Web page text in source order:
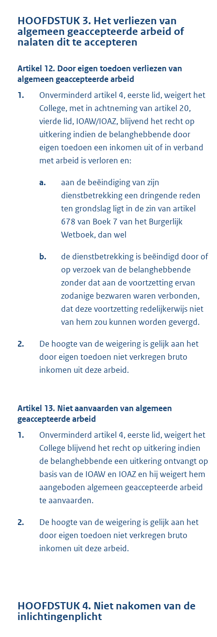
HOOFDSTUK 3. Het verliezen van
algemeen geaccepteerde arbeid of
nalaten dit te accepteren
Artikel 12. Door eigen toedoen verliezen van
algemeen geaccepteerde arbeid
1.
Onverminderd artikel 4, eerste lid, weigert het
College, met in achtneming van artikel 20,
vierde lid, IOAW/IOAZ, blijvend het recht op
uitkering indien de belanghebbende door
eigen toedoen een inkomen uit of in verband
met arbeid is verloren en:
a.
aan de beëindiging van zijn
dienstbetrekking een dringende reden
ten grondslag ligt in de zin van artikel
678 van Boek 7 van het Burgerlijk
Wetboek, dan wel
b.
de dienstbetrekking is beëindigd door of
op verzoek van de belanghebbende
zonder dat aan de voortzetting ervan
zodanige bezwaren waren verbonden,
dat deze voortzetting redelijkerwijs niet
van hem zou kunnen worden gevergd.
2.
De hoogte van de weigering is gelijk aan het
door eigen toedoen niet verkregen bruto
inkomen uit deze arbeid.
Artikel 13. Niet aanvaarden van algemeen
geaccepteerde arbeid
1.
Onverminderd artikel 4, eerste lid, weigert het
College blijvend het recht op uitkering indien
de belanghebbende een uitkering ontvangt op
basis van de IOAW en IOAZ en hij weigert hem
aangeboden algemeen geaccepteerde arbeid
te aanvaarden.
2.
De hoogte van de weigering is gelijk aan het
door eigen toedoen niet verkregen bruto
inkomen uit deze arbeid.
HOOFDSTUK 4. Niet nakomen van de
inlichtingenplicht